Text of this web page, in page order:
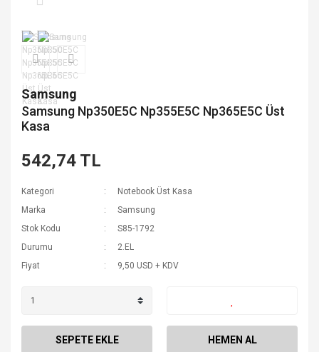
Samsung
Samsung Np350E5C Np355E5C Np365E5C Üst
Kasa
542,74 TL
Kategori
Notebook Üst Kasa
Marka
Samsung
Stok Kodu
S85-1792
Durumu
2.EL
Fiyat
9,50 USD + KDV
SEPETE EKLE HEMEN AL